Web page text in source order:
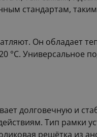
стандартам,
Он обладает
°С. Универсальное
долговечную и
Тип рамки
решётка из